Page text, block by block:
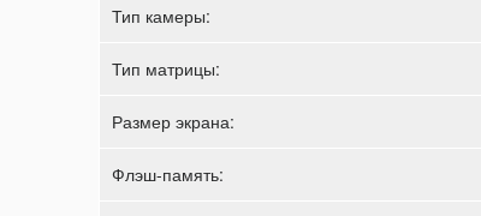
Тип камеры:
Тип матрицы:
Размер экрана:
Флэш-память: